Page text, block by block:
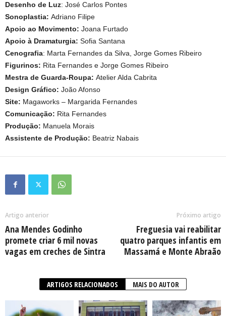
Desenho de Luz: José Carlos Pontes
Sonoplastia: Adriano Filipe
Apoio ao Movimento: Joana Furtado
Apoio à Dramaturgia: Sofia Santana
Cenografia: Marta Fernandes da Silva, Jorge Gomes Ribeiro
Figurinos: Rita Fernandes e Jorge Gomes Ribeiro
Mestra de Guarda-Roupa: Atelier Alda Cabrita
Design Gráfico: João Afonso
Site: Magaworks – Margarida Fernandes
Comunicação: Rita Fernandes
Produção: Manuela Morais
Assistente de Produção: Beatriz Nabais
Artigo anterior
Ana Mendes Godinho
promete criar 6 mil novas
vagas em creches de Sintra
Próximo artigo
Freguesia vai reabilitar
quatro parques infantis em
Massamá e Monte Abraão
ARTIGOS RELACIONADOS MAIS DO AUTOR